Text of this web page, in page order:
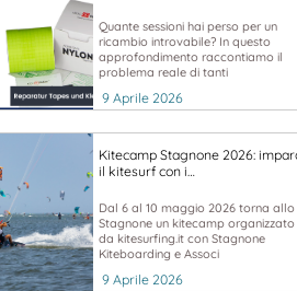
Quante sessioni hai perso per un
ricambio introvabile? In questo
approfondimento raccontiamo il
problema reale di tanti
9 Aprile 2026
Kitecamp Stagnone 2026:
il kitesurf con i…
Dal 6 al 10 maggio 2026 torna allo
Stagnone un kitecamp organizzato
da kitesurfing.it con Stagnone
Kiteboarding e Associ
9 Aprile 2026